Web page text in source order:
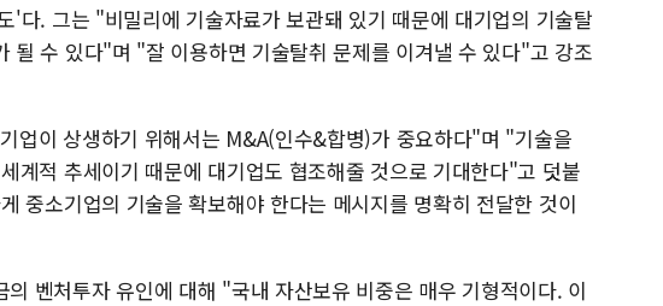
'다. 그는 "비밀리에 기술자료가 보관돼 있기 때문에 대기업의 기술탈
될 수 있다"며 "잘 이용하면 기술탈취 문제를 이겨낼 수 있다"고 강조
업이 상생하기 위해서는 M&A(인수&합병)가 중요하다"며 "기술을
계적 추세이기 때문에 대기업도 협조해줄 것으로 기대한다"고 덧붙
중소기업의 기술을 확보해야 한다는 메시지를 명확히 전달한 것이
벤처투자 유인에 대해 "국내 자산보유 비중은 매우 기형적이다. 이